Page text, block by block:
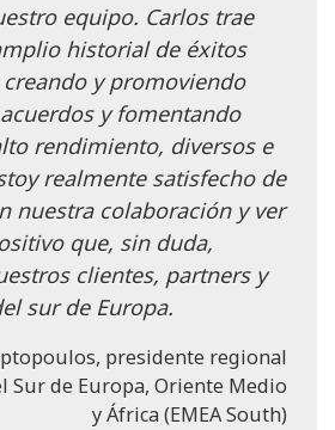
equipo. Carlos trae
historial de éxitos
y promoviendo
y fomentando
rendimiento, diversos e
realmente satisfecho de
nuestra colaboración y ver
que, sin duda,
clientes, partners y
sur de Europa.
presidente regional
Sur de Europa, Oriente Medio
y África (EMEA South)